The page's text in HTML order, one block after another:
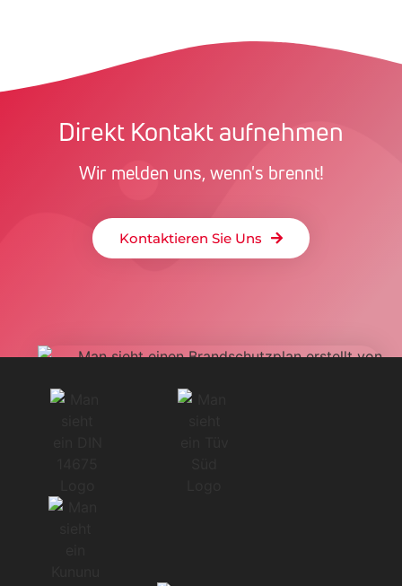
Direkt Kontakt aufnehmen
Wir melden uns, wenn's brennt!
Kontaktieren Sie Uns